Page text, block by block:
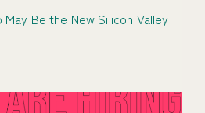
Be the New Silicon Valley